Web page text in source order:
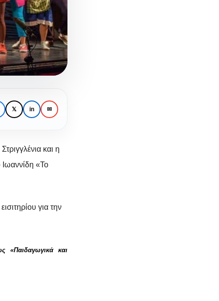
η
𝕏 in ✉
και η
Ιωαννίδη «Το
για την
«Παιδαγωγικά και